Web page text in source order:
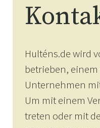
Hulténs.de wird
betrieben,
Unternehmen
Um mit einem
treten oder mit